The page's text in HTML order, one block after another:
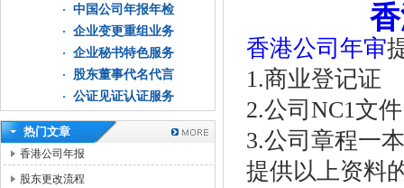
中国公司年报年检
企业变更重组业务
企业秘书特色服务
股东董事代名代言
公证见证认证服务
热门文章
香港公司年报
股东更改流程
香港公司年审
1.商业登记证
2.公司NC1文件
3.公司章程一本
提供以上资料